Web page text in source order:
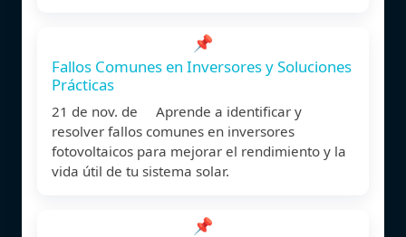
📌
Fallos Comunes en Inversores y Soluciones
Prácticas
21 de nov. de Aprende a identificar y
resolver fallos comunes en inversores
fotovoltaicos para mejorar el rendimiento y la
vida útil de tu sistema solar.
📌